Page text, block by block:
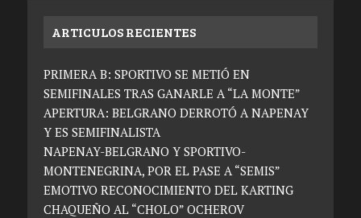
ARTICULOS RECIENTES
PRIMERA B: SPORTIVO SE METIÓ EN
SEMIFINALES TRAS GANARLE A “LA MONTE”
APERTURA: BELGRANO DERROTÓ A NAPENAY
Y ES SEMIFINALISTA
NAPENAY-BELGRANO Y SPORTIVO-
MONTENEGRINA, POR EL PASE A “SEMIS”
EMOTIVO RECONOCIMIENTO DEL KARTING
CHAQUEÑO AL “CHOLO” OCHEROV